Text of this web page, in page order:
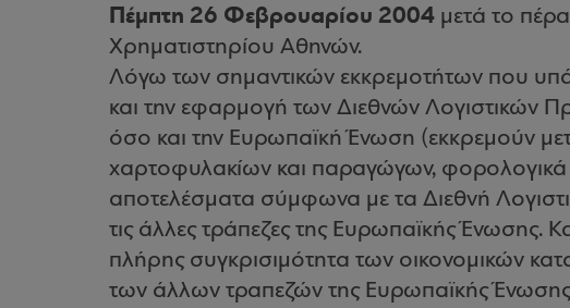
Πέμπτη 26 Φεβρουαρίου 2004 μετά το
Χρηματιστηρίου Αθηνών.
Λόγω των σημαντικών εκκρεμοτήτων που
και την εφαρμογή των Διεθνών Λογιστικών
όσο και την Ευρωπαϊκή Ένωση (εκκρεμούν
χαρτοφυλακίων και παραγώγων, φορολογικά
αποτελέσματα σύμφωνα με τα Διεθνή
τις άλλες τράπεζες της Ευρωπαϊκής Ένωσης.
πλήρης συγκρισιμότητα των οικονομικών
των άλλων τραπεζών της Ευρωπαϊκής